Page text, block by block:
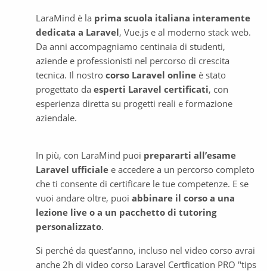
LaraMind è la prima scuola italiana interamente
dedicata a Laravel, Vue.js e al moderno stack web.
Da anni accompagniamo centinaia di studenti,
aziende e professionisti nel percorso di crescita
tecnica. Il nostro corso Laravel online è stato
progettato da esperti Laravel certificati, con
esperienza diretta su progetti reali e formazione
aziendale.
In più, con LaraMind puoi prepararti all’esame
Laravel ufficiale e accedere a un percorso completo
che ti consente di certificare le tue competenze. E se
vuoi andare oltre, puoi abbinare il corso a una
lezione live o a un pacchetto di tutoring
personalizzato.
Si perché da quest'anno, incluso nel video corso avrai
anche 2h di video corso Laravel Certfication PRO "tips